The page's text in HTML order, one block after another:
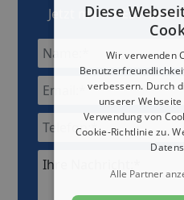
Jetzt mitFinEST
Ihre Nachricht:*
Diese
Wir verwenden
verbessern. Durch
unserer
Verwendung von
Cookie-Richtlinie zu.
Alle Partner